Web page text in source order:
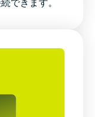
できます。